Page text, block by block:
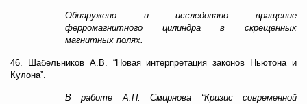
Обнаружено и исследовано вращение
ферромагнитного цилиндра в скрещенных
магнитных полях.
46. Шабельников А.В. “Новая интерпретация законов Ньютона и
Кулона”.
В работе А.П. Смирнова “Кризис современной